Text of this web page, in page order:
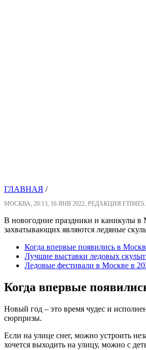
ГЛАВНАЯ /
МОСКВА, 20:13, 16 ЯНВ 2022, РЕДАКЦИЯ
В новогодние праздники и каникулы в
захватывающих являются ледяные
Когда впервые появились в
Лучшие выставки ледовых
Ледовые фестивали в Москве в
Когда впервые
Новый год – это время чудес и
сюрпризы.
Если на улице снег, можно устроить
хочется выходить на улицу, можно с